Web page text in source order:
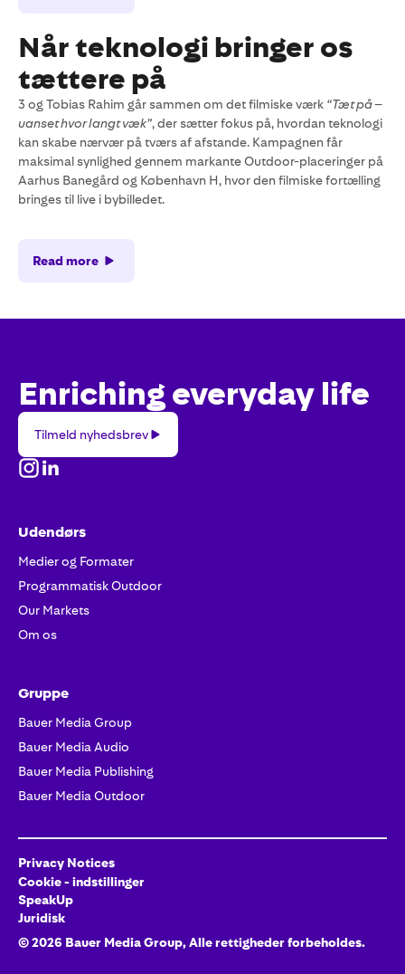
Når teknologi bringer os
tættere på
3 og Tobias Rahim går sammen om det filmiske værk “Tæt på –
uanset hvor langt væk”, der sætter fokus på, hvordan teknologi
kan skabe nærvær på tværs af afstande. Kampagnen får
maksimal synlighed gennem markante Outdoor-placeringer på
Aarhus Banegård og København H, hvor den filmiske fortælling
bringes til live i bybilledet.
Read more
Enriching everyday life
nyhedsbrev
Tilmeld nyhedsbrev
Udendørs
Medier og Formater
Programmatisk Outdoor
Our Markets
Om os
Gruppe
Bauer Media Group
Bauer Media Audio
Bauer Media Publishing
Bauer Media Outdoor
Privacy Notices
Cookie - indstillinger
SpeakUp
Juridisk
©2026 Bauer Media Group, Alle rettigheder forbeholdes.